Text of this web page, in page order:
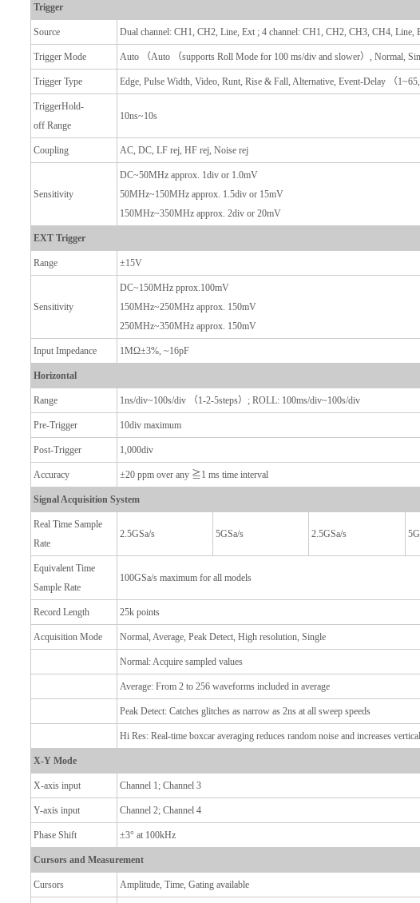
Trigger
Source Dual channel: CH1, CH2, Line, Ext ; 4 channel: CH1, CH2, CH3, CH4, Line,
Trigger Mode Auto （Auto （supports Roll Mode for 100 ms/div and slower）, Normal,
Trigger Type Edge, Pulse Width, Video, Runt, Rise & Fall, Alternative, Event-Delay （
TriggerHold-
off Range
10ns~10s
Coupling AC, DC, LF rej, HF rej, Noise rej
Sensitivity
DC~50MHz approx. 1div or 1.0mV
50MHz~150MHz approx. 1.5div or 15mV
150MHz~350MHz approx. 2div or 20mV
EXT Trigger
Range ±15V
Sensitivity
DC~150MHz pprox.100mV
150MHz~250MHz approx. 150mV
250MHz~350MHz approx. 150mV
Input Impedance 1MΩ±3%, ~16pF
Horizontal
Range 1ns/div~100s/div （1-2-5steps）; ROLL: 100ms/div~100s/div
Pre-Trigger 10div maximum
Post-Trigger 1,000div
Accuracy ±20 ppm over any ≧1 ms time interval
Signal Acquisition System
Real Time Sample
Rate
2.5GSa/s 5GSa/s 2.5GSa/s
Equivalent Time
Sample Rate
100GSa/s maximum for all models
Record Length 25k points
Acquisition Mode Normal, Average, Peak Detect, High resolution, Single
Normal: Acquire sampled values
Average: From 2 to 256 waveforms included in average
Peak Detect: Catches glitches as narrow as 2ns at all sweep speeds
Hi Res: Real-time boxcar averaging reduces random noise and increases
X-Y Mode
X-axis input Channel 1; Channel 3
Y-axis input Channel 2; Channel 4
Phase Shift ±3° at 100kHz
Cursors and Measurement
Cursors Amplitude, Time, Gating available